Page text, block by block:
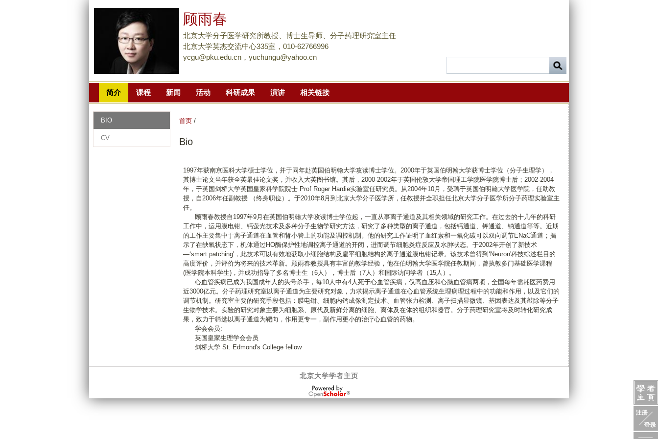
到
页
面
主
顾雨春
北京大学分子医学研究所教授、博士生导师、分子药理研究室主任
北京大学英杰交流中心335室，010-62766996
ycgu@pku.edu.cn，yuchungu@yahoo.cn
简介 课程 新闻 活动 科研成果 演讲 相关链接
首页 /
Bio
1997年获南京医科大学硕士学位，并于同年赴英国伯明翰大学攻读博士学位。2000年于英国伯明翰大学获博士学位（分子生理学），
其博士论文当年获全英最佳论文奖，并收入大英图书馆。其后，2000-2002年于英国伦敦大学帝国理工学院医学院博士后；2002-2004
年，于英国剑桥大学英国皇家科学院院士 Prof Roger Hardie实验室任研究员。从2004年10月，受聘于英国伯明翰大学医学院，任助教
授，自2006年任副教授 （终身职位）。于2010年8月到北京大学分子医学所，任教授并全职担任北京大学分子医学所分子药理实验室主
任。
顾雨春教授自1997年9月在英国伯明翰大学攻读博士学位起，一直从事离子通道及其相关领域的研究工作。在过去的十几年的科研
工作中，运用膜电钳、钙萤光技术及多种分子生物学研究方法，研究了多种类型的离子通道，包括钙通道、钾通道、钠通道等等。近期
的工作主要集中于离子通道在血管和肾小管上的功能及调控机制。他的研究工作证明了血红素和一氧化碳可以双向调节ENaC通道；揭
示了在缺氧状态下，机体通过HO酶保护性地调控离子通道的开闭，进而调节细胞炎症反应及水肿状态。于2002年开创了新技术
—‘smart patching'，此技术可以有效地获取小细胞结构及扁平细胞结构的离子通道膜电钳记录。该技术曾得到‘Neuron'科技综述栏目的
高度评价，并评价为将来的技术革新。顾雨春教授具有丰富的教学经验，他在伯明翰大学医学院任教期间，曾执教多门基础医学课程
(医学院本科学生)，并成功指导了多名博士生（6人），博士后（7人）和国际访问学者（15人）。
心血管疾病已成为我国成年人的头号杀手，每10人中有4人死于心血管疾病，仅高血压和心脑血管病两项，全国每年需耗医药费用
近3000亿元。分子药理研究室以离子通道为主要研究对象，力求揭示离子通道在心血管系统生理病理过程中的功能和作用，以及它们的
调节机制。研究室主要的研究手段包括：膜电钳、细胞内钙成像测定技术、血管张力检测、离子扫描显微镜、基因表达及其敲除等分子
生物学技术。实验的研究对象主要为细胞系、原代及新鲜分离的细胞、离体及在体的组织和器官。分子药理研究室将及时转化研究成
果，致力于筛选以离子通道为靶向，作用更专一，副作用更小的治疗心血管的药物。
学会会员:
英国皇家生理学会会员
剑桥大学 St. Edmond's College fellow
BIO
CV
北京大学学者主页
OpenScholar